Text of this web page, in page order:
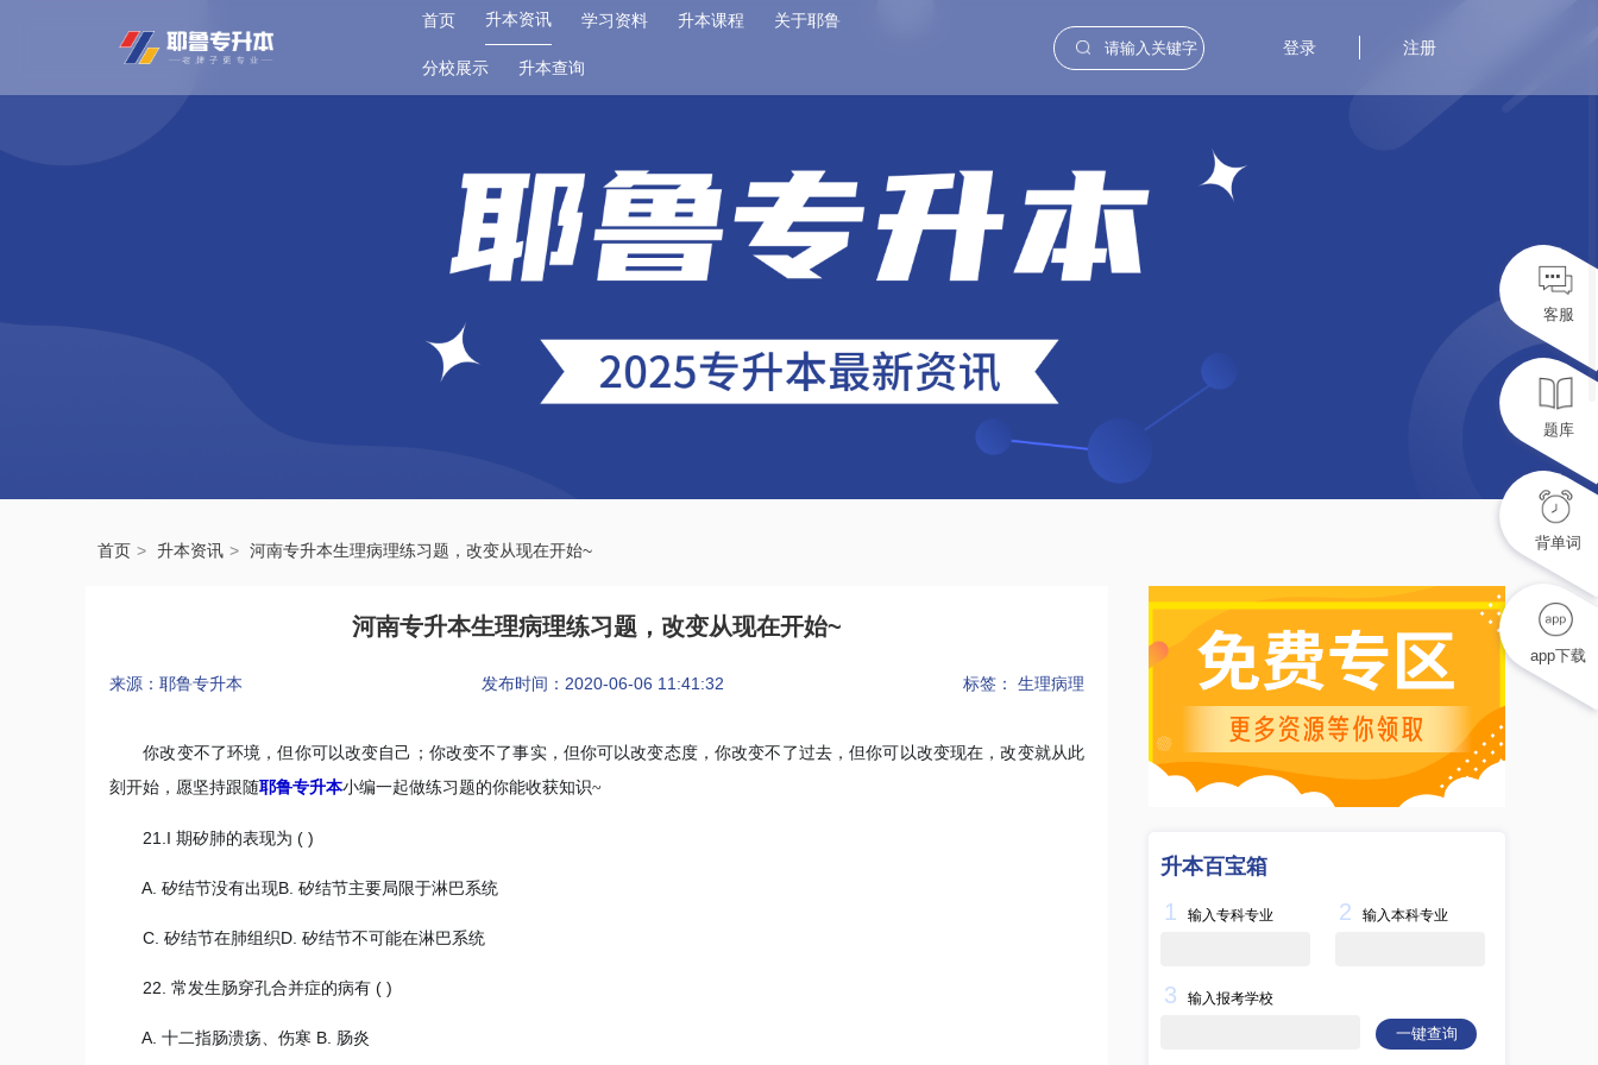
首页 升本资讯 学习资料 升本课程 关于耶鲁
分校展示 升本查询
登录 注册
首页 升本资讯 河南专升本生理病理练习题，改变从现在开始~
河南专升本生理病理练习题，改变从现在开始~
来源：耶鲁专升本 发布时间：2020-06-06 11:41:32 标签： 生理病理
你改变不了环境，但你可以改变自己；你改变不了事实，但你可以改变态度，你改变不了过去，但你可以改变现在，改变就从此
刻开始，愿坚持跟随耶鲁专升本小编一起做练习题的你能收获知识~
21.I 期矽肺的表现为 ( )
A. 矽结节没有出现B. 矽结节主要局限于淋巴系统
C. 矽结节在肺组织D. 矽结节不可能在淋巴系统
22. 常发生肠穿孔合并症的病有 ( )
A. 十二指肠溃疡、伤寒 B. 肠炎
升本百宝箱
1 输入专科专业 2 输入本科专业
3 输入报考学校
一键查询
客服
题库
背单词
app下载